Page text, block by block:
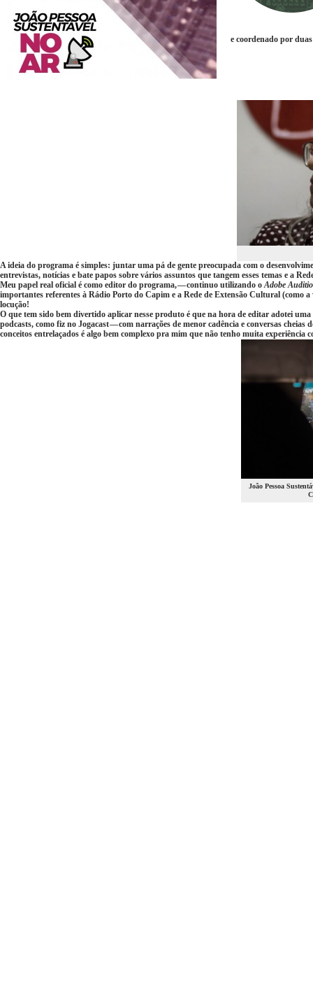
e coordenado por
A ideia do programa é simples: juntar uma pá de gente preocupada com o
entrevistas, notícias e bate papos sobre vários assuntos que tangem esses temas e a
Meu papel real oficial é como editor do programa, — continuo utilizando oAdobe
importantes referentes à Rádio Porto do Capim e a Rede de Extensão Cultural (como
locução!
O que tem sido bem divertido aplicar nesse produto é que na hora de editar adotei
podcasts, como fiz no Jogacast — com narrações de menor cadência e conversas
conceitos entrelaçados é algo bem complexo pra mim que não tenho muita
João Pessoa